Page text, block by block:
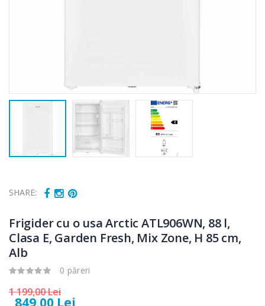
SHARE:
Frigider cu o usa Arctic ATL906WN, 88 l,
Clasa E, Garden Fresh, Mix Zone, H 85 cm,
Alb
0 păreri
1 199,00 Lei
849,00 Lei
-25%
electric cu filtru
...
89,00 Lei